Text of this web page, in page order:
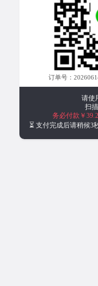
订单号：
请使
扫
务必付款￥39.2
⏳ 支付完成后请稍候3